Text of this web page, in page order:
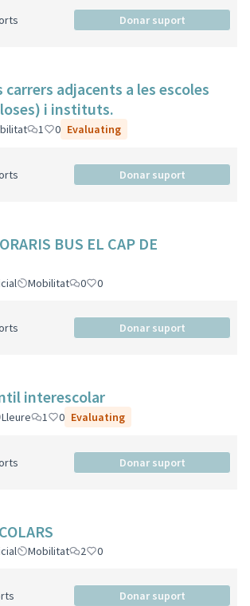
Donar suport
carrers adjacents a les escoles
i instituts.
1 0 Evaluating
Donar suport
BUS EL CAP DE
Mobilitat 0 0
Donar suport
interescolar
Lleure 1 0 Evaluating
Donar suport
Mobilitat 2 0
Donar suport